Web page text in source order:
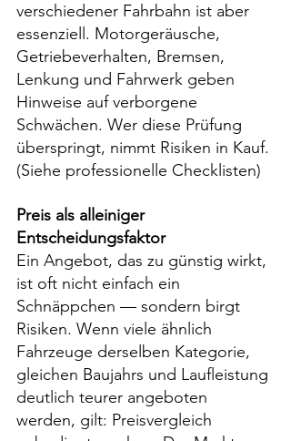
verschiedener Fahrbahn ist aber
essenziell. Motorgeräusche,
Getriebeverhalten, Bremsen,
Lenkung und Fahrwerk geben
Hinweise auf verborgene
Schwächen. Wer diese Prüfung
überspringt, nimmt Risiken in Kauf.
(Siehe professionelle Checklisten)
Preis als alleiniger
Entscheidungsfaktor
Ein Angebot, das zu günstig wirkt,
ist oft nicht einfach ein
Schnäppchen — sondern birgt
Risiken. Wenn viele ähnlich
Fahrzeuge derselben Kategorie,
gleichen Baujahrs und Laufleistung
deutlich teurer angeboten
werden, gilt: Preisvergleich